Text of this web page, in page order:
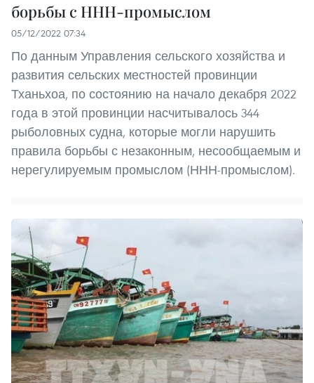
борьбы с ННН-промыслом
05/12/2022 07:34
По данным Управления сельского хозяйства и
развития сельских местностей провинции
Тханьхоа, по состоянию на начало декабря 2022
года в этой провинции насчитывалось 344
рыболовных судна, которые могли нарушить
правила борьбы с незаконным, несообщаемым и
нерегулируемым промыслом (ННН-промыслом).